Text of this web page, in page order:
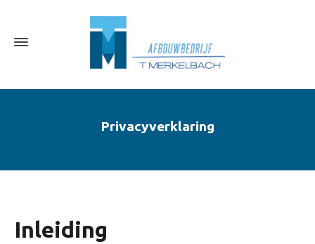
Privacyverklaring
Inleiding